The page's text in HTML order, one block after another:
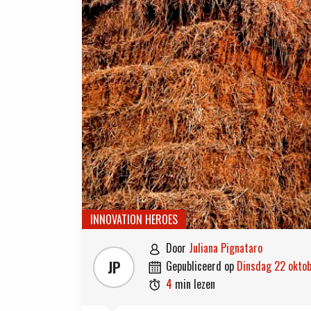
INNOVATION HEROES
JP
 door Juliana Pignataro
 gepubliceerd op dinsdag 22
 4 min lezen